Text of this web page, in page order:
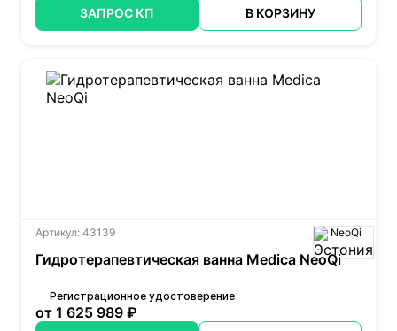
ЗАПРОС КП В КОРЗИНУ
Артикул: 43139 NeoQi
Гидротерапевтическая ванна Medica NeoQi
Регистрационное удостоверение
от 1 625 989 ₽